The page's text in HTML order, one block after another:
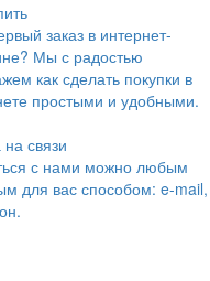
заказ в интернет-
Мы с радостью
как сделать покупки в
простыми и удобными.
на связи
с нами можно любым
для вас способом: e-mail,